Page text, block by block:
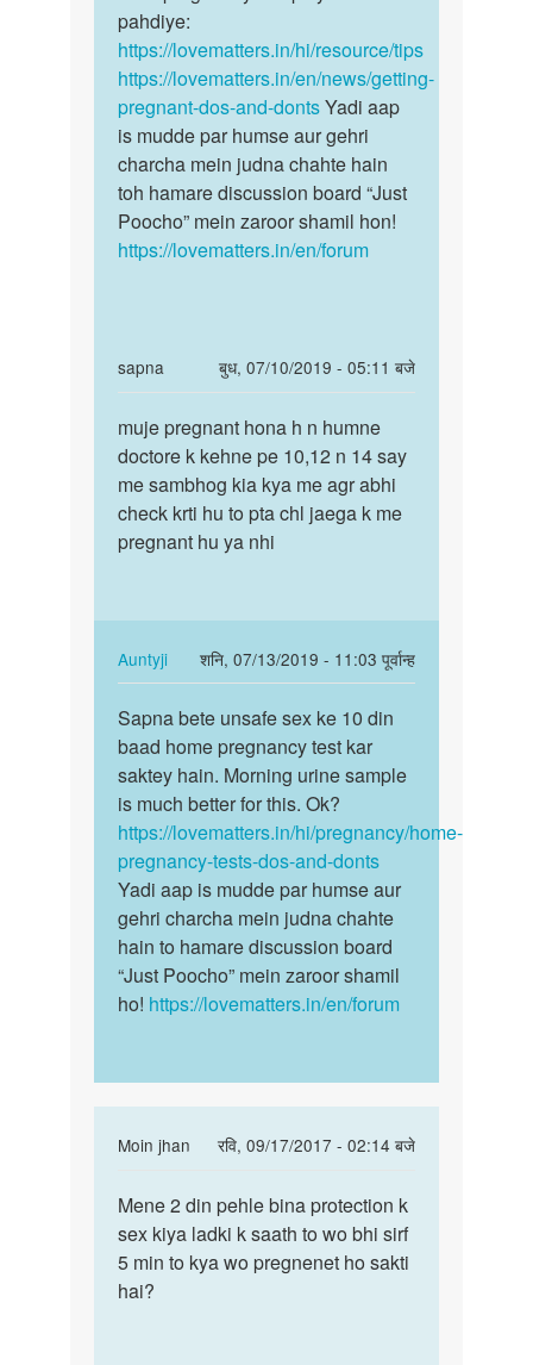
by
siimran
Moje
pregnent
ho
na
h
by
Sandhya
pregnancy
ke
tips
yaha…
pahdiye:
https://lovematters.in/hi/resource/tips
https://lovematters.in/en/news/getting-
pregnant-dos-and-dontsYadi aap
is mudde par humse aur gehri
charcha mein judna chahte hain
toh hamare discussion board “Just
Poocho” mein zaroor shamil hon!
https://lovematters.in/en/forum
sapna
बुध, 07/10/2019 - 05:11 बजे
reply
to
Moje
pregnent
ho
na
Sandhya
muje
pregnant
hona
h
n
muje pregnant hona h n humne
doctore k kehne pe 10,12 n 14 say
me sambhog kia kya me agr abhi
check krti hu to pta chl jaega k me
pregnant hu ya nhi
Auntyji
शनि, 07/13/2019 - 11:03 पूर्वान्ह
In
reply
to
muje
pregnant
hona
h
n
humne…
by
sapna
Sapna
bete
unsafe
sex
ke
10…
Sapna bete unsafe sex ke 10 din
baad home pregnancy test kar
saktey hain. Morning urine sample
is much better for this. Ok?
https://lovematters.in/hi/pregnancy/home-
pregnancy-tests-dos-and-donts
Yadi aap is mudde par humse aur
gehri charcha mein judna chahte
hain to hamare discussion board
“Just Poocho” mein zaroor shamil
ho! https://lovematters.in/en/forum
Moin jhan
रवि, 09/17/2017 - 02:14 बजे
to
Maine
bina
Mene
2
din
pehle
Mene 2 din pehle bina protection k
sex kiya ladki k saath to wo bhi sirf
5 min to kya wo pregnenet ho sakti
hai?